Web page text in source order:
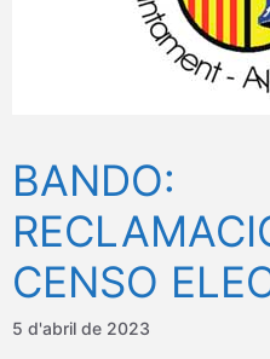
BANDO:
CENSO
5 d'abril de 2023